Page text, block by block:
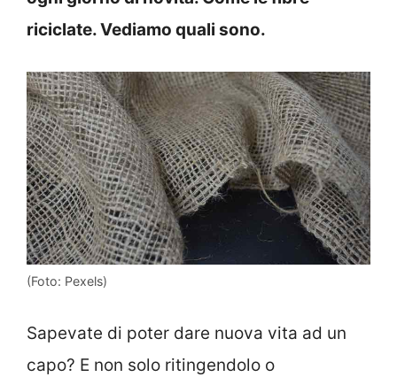
riciclate. Vediamo quali sono.
(Foto: Pexels)
Sapevate di poter dare nuova vita ad un
capo? E non solo ritingendolo o